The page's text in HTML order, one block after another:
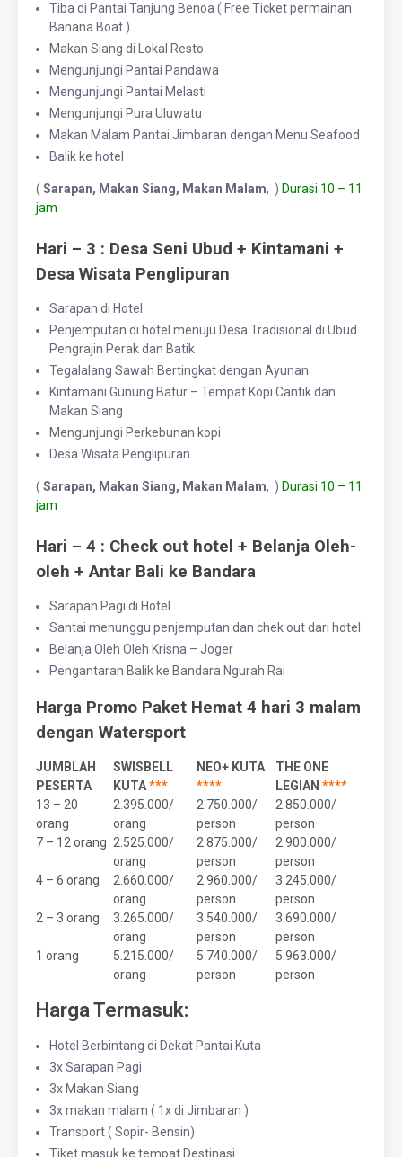
Tiba di Pantai Tanjung Benoa ( Free Ticket permainan
Banana Boat )
Makan Siang di Lokal Resto
Mengunjungi Pantai Pandawa
Mengunjungi Pantai Melasti
Mengunjungi Pura Uluwatu
Makan Malam Pantai Jimbaran dengan Menu Seafood
Balik ke hotel
( Sarapan, Makan Siang, Makan Malam, ) Durasi 10 – 11
jam
Hari – 3 : Desa Seni Ubud + Kintamani +
Desa Wisata Penglipuran
Sarapan di Hotel
Penjemputan di hotel menuju Desa Tradisional di Ubud
Pengrajin Perak dan Batik
Tegalalang Sawah Bertingkat dengan Ayunan
Kintamani Gunung Batur – Tempat Kopi Cantik dan
Makan Siang
Mengunjungi Perkebunan kopi
Desa Wisata Penglipuran
( Sarapan, Makan Siang, Makan Malam, ) Durasi 10 – 11
jam
Hari – 4 : Check out hotel + Belanja Oleh-
oleh + Antar Bali ke Bandara
Sarapan Pagi di Hotel
Santai menunggu penjemputan dan chek out dari hotel
Belanja Oleh Oleh Krisna – Joger
Pengantaran Balik ke Bandara Ngurah Rai
Harga Promo Paket Hemat 4 hari 3 malam
dengan Watersport
JUMBLAH
PESERTA
SWISBELL
KUTA***
NEO+ KUTA
****
THE ONE
LEGIAN ****
13 – 20
orang
2.395.000/
orang
2.750.000/
person
2.850.000/
person
7 – 12 orang 2.525.000/
orang
2.875.000/
person
2.900.000/
person
4 – 6 orang
2.660.000/
orang
2.960.000/
person
3.245.000/
person
2 – 3 orang
3.265.000/
orang
3.540.000/
person
3.690.000/
person
1 orang
5.215.000/
orang
5.740.000/
person
5.963.000/
person
Harga Termasuk:
Hotel Berbintang di Dekat Pantai Kuta
3x Sarapan Pagi
3x Makan Siang
3x makan malam ( 1x di Jimbaran )
Transport ( Sopir- Bensin)
Tiket masuk ke tempat Destinasi